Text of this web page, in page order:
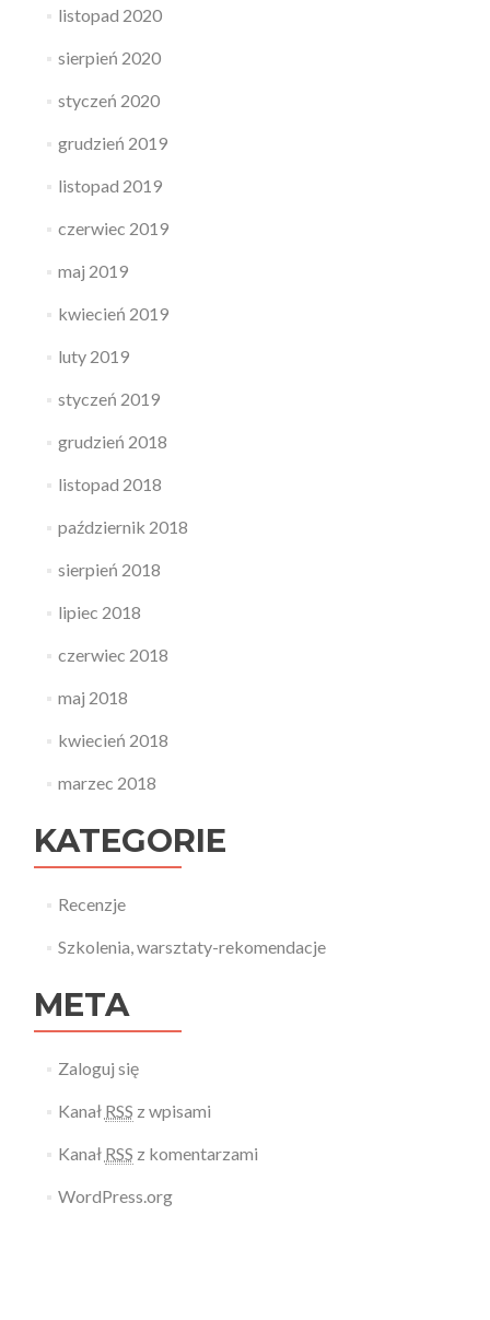
listopad 2020
sierpień 2020
styczeń 2020
grudzień 2019
listopad 2019
czerwiec 2019
maj 2019
kwiecień 2019
luty 2019
styczeń 2019
grudzień 2018
listopad 2018
październik 2018
sierpień 2018
lipiec 2018
czerwiec 2018
maj 2018
kwiecień 2018
marzec 2018
KATEGORIE
Recenzje
Szkolenia, warsztaty-rekomendacje
META
Zaloguj się
Kanał RSS z wpisami
Kanał RSS z komentarzami
WordPress.org